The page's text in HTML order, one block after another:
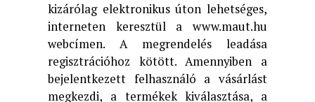
kizárólag elektronikus úton lehetséges,
interneten keresztül a www.maut.hu
webcímen. A megrendelés leadása
regisztrációhoz kötött. Amennyiben a
bejelentkezett felhasználó a vásárlást
megkezdi, a termékek kiválasztása, a